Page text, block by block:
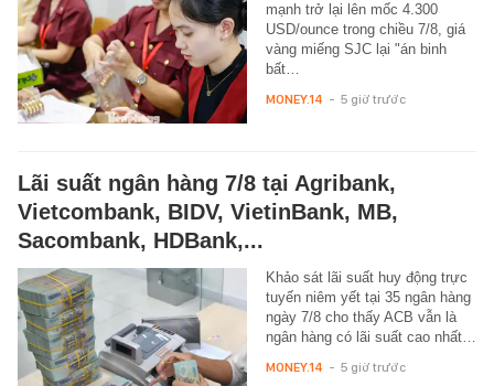
mạnh trở lại lên mốc 4.300
USD/ounce trong chiều 7/8, giá
vàng miếng SJC lại "án binh
bất…
MONEY.14 - 5 giờ trước
Lãi suất ngân hàng 7/8 tại Agribank,
Vietcombank, BIDV, VietinBank, MB,
Sacombank, HDBank,...
Khảo sát lãi suất huy động trực
tuyến niêm yết tại 35 ngân hàng
ngày 7/8 cho thấy ACB vẫn là
ngân hàng có lãi suất cao nhất…
MONEY.14 - 5 giờ trước